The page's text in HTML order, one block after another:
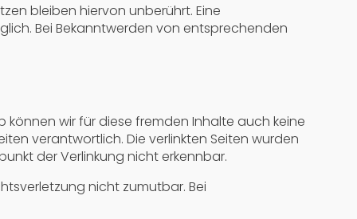
bleiben hiervon unberührt. Eine
Bei Bekanntwerden von entsprechenden
können wir für diese fremden Inhalte auch keine
verantwortlich. Die verlinkten Seiten wurden
der Verlinkung nicht erkennbar.
nicht zumutbar. Bei